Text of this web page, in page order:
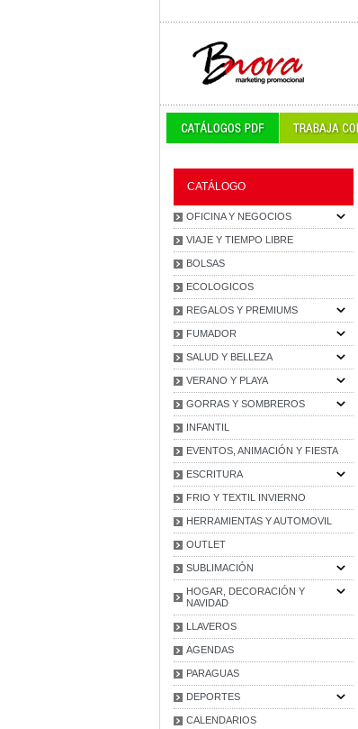
CATÁLOGO
OFICINA Y NEGOCIOS
VIAJE Y TIEMPO LIBRE
BOLSAS
ECOLOGICOS
REGALOS Y PREMIUMS
FUMADOR
SALUD Y BELLEZA
VERANO Y PLAYA
GORRAS Y SOMBREROS
INFANTIL
EVENTOS, ANIMACIÓN Y FIESTA
ESCRITURA
FRIO Y TEXTIL INVIERNO
HERRAMIENTAS Y AUTOMOVIL
OUTLET
SUBLIMACIÓN
HOGAR, DECORACIÓN Y
NAVIDAD
LLAVEROS
AGENDAS
PARAGUAS
DEPORTES
CALENDARIOS